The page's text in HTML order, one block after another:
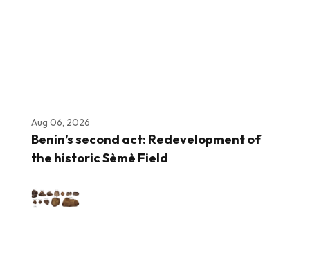
Aug 06, 2026
Benin’s second act: Redevelopment of
the historic Sèmè Field